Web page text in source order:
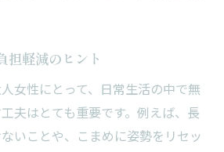
担軽減のヒント
女性にとって、日常生活の中で無
夫はとても重要です。例えば、長
いことや、こまめに姿勢をリセッ